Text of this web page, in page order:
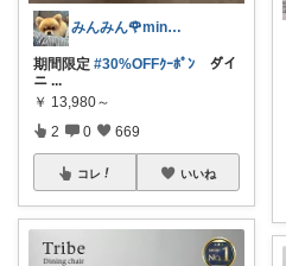
みんみん🌹minminღ
期間限定 #30%OFFｸｰﾎﾟﾝ ダイ
ニ ...
￥ 13,980～
2 0 669
コレ いいね